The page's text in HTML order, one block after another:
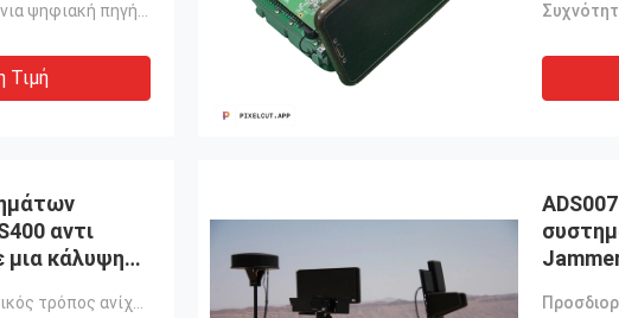
Διαγώνια ψηφιακή πηγή μπλοκαρίσματος
Τιμή
αντι
μια κάλυψη
παθητικός τρόπος ανίχνευσης